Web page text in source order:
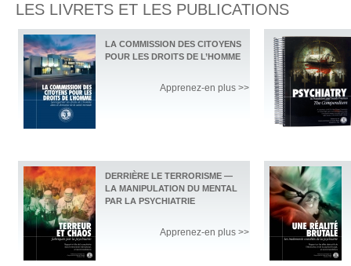
LES LIVRETS ET LES PUBLICATIONS
LA COMMISSION DES CITOYENS
POUR LES DROITS DE L’HOMME
Apprenez-en plus >>
DERRIÈRE LE TERRORISME —
LA MANIPULATION DU MENTAL
PAR LA PSYCHIATRIE
Apprenez-en plus >>